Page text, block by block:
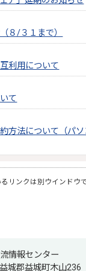
８/３１まで）
利用について
て
方法について（パ
リンクは別ウインドウ
情報センター
城郡益城町木山236